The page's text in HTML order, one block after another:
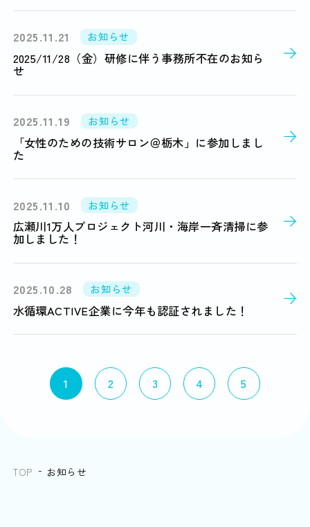
2025.11.21 お知らせ
2025/11/28（金）研修に伴う事務所不在のお知ら
せ
2025.11.19 お知らせ
「女性のための技術サロン＠栃木」に参加しまし
た
2025.11.10 お知らせ
広瀬川1万人プロジェクト河川・海岸一斉清掃に参
加しました！
2025.10.28 お知らせ
水循環ACTIVE企業に今年も認証されました！
1 2 3 4 5
TOP お知らせ